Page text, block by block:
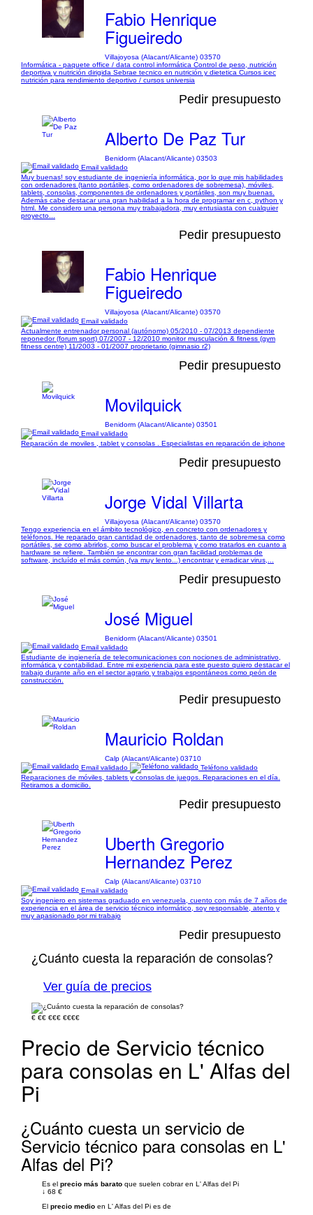
Fabio Henrique
Figueiredo
Villajoyosa (Alacant/Alicante) 03570
Informática - paquete office / data control informática Control de peso, nutrición
deportiva y nutrición dirigida Sebrae tecnico en nutrición y dietetica Cursos icec
nutrición para rendimiento deportivo / cursos universia
Pedir presupuesto
Alberto De Paz Tur
Benidorm (Alacant/Alicante) 03503
Email validado
Muy buenas! soy estudiante de ingeniería informática, por lo que mis habilidades
con ordenadores (tanto portátiles, como ordenadores de sobremesa), móviles,
tablets, consolas, componentes de ordenadores y portátiles, son muy buenas.
Además cabe destacar una gran habilidad a la hora de programar en c, python y
html. Me considero una persona muy trabajadora, muy entusiasta con cualquier
proyecto...
Pedir presupuesto
Fabio Henrique
Figueiredo
Villajoyosa (Alacant/Alicante) 03570
Email validado
Actualmente entrenador personal (autónomo) 05/2010 - 07/2013 dependiente
reponedor (forum sport) 07/2007 - 12/2010 monitor musculación & fitness (gym
fitness centre) 11/2003 - 01/2007 proprietario (gimnasio r2)
Pedir presupuesto
Movilquick
Benidorm (Alacant/Alicante) 03501
Email validado
Reparación de moviles , tablet y consolas . Especialistas en reparación de iphone
Pedir presupuesto
Jorge Vidal Villarta
Villajoyosa (Alacant/Alicante) 03570
Tengo experiencia en el ámbito tecnológico, en concreto con ordenadores y
teléfonos. He reparado gran cantidad de ordenadores, tanto de sobremesa como
portátiles, se como abrirlos, como buscar el problema y como tratarlos en cuanto a
hardware se refiere. También se encontrar con gran facilidad problemas de
software, incluído el más común, (va muy lento...) encontrar y erradicar virus,...
Pedir presupuesto
José Miguel
Benidorm (Alacant/Alicante) 03501
Email validado
Estudiante de ingienería de telecomunicaciones con nociones de administrativo,
informática y contabilidad. Entre mi experiencia para este puesto quiero destacar el
trabajo durante año en el sector agrario y trabajos espontáneos como peón de
construcción.
Pedir presupuesto
Mauricio Roldan
Calp (Alacant/Alicante) 03710
Email validado
Teléfono validado
Reparaciones de móviles, tablets y consolas de juegos. Reparaciones en el día.
Retiramos a domicilio.
Pedir presupuesto
Uberth Gregorio
Hernandez Perez
Calp (Alacant/Alicante) 03710
Email validado
Soy ingeniero en sistemas graduado en venezuela, cuento con más de 7 años de
experiencia en el área de servicio técnico informático, soy responsable, atento y
muy apasionado por mi trabajo
Pedir presupuesto
¿Cuánto cuesta la reparación de consolas?
Ver guía de precios
€ €€ €€€ €€€€
Precio de Servicio técnico
para consolas en L' Alfas del
Pi
¿Cuánto cuesta un servicio de
Servicio técnico para consolas en L'
Alfas del Pi?
Es el precio más barato que suelen cobrar en L' Alfas del Pi
↓ 68 €
El precio medio en L' Alfas del Pi es de